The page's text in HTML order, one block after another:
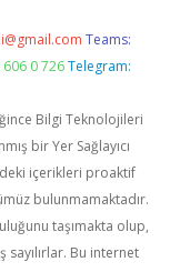
Teams:
0 726 Telegram:
Bilgi Teknolojileri
bir Yer Sağlayıcı
içerikleri proaktif
bulunmamaktadır.
taşımakta olup,
Bu internet